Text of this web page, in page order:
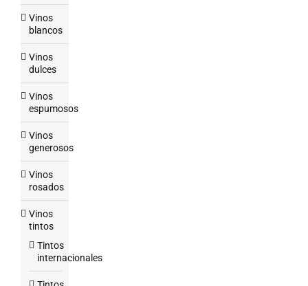
Vinos
blancos
Vinos
dulces
Vinos
espumosos
Vinos
generosos
Vinos
rosados
Vinos
tintos
Tintos
internacionales